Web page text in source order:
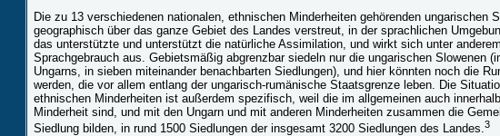
Die zu 13 verschiedenen nationalen, ethnischen Minderheiten gehörenden ungarischen
geographisch über das ganze Gebiet des Landes verstreut, in der sprachlichen
das unterstützte und unterstützt die natürliche Assimilation, und wirkt sich unter
Sprachgebrauch aus. Gebietsmäßig abgrenzbar siedeln nur die ungarischen Slowenen
Ungarns, in sieben miteinander benachbarten Siedlungen), und hier könnten noch die
werden, die vor allem entlang der ungarisch-rumänische Staatsgrenze leben. Die
ethnischen Minderheiten ist außerdem spezifisch, weil die im allgemeinen auch
Minderheit sind, und mit den Ungarn und mit anderen Minderheiten zusammen die
Siedlung bilden, in rund 1500 Siedlungen der insgesamt 3200 Siedlungen des Landes. 3